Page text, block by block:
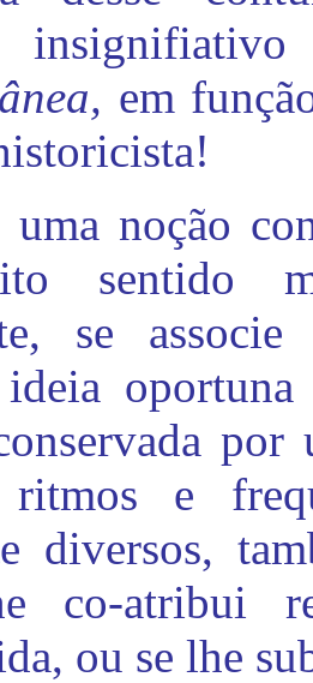
em
uma noção
sentido
se
e
diversos,
co-atribui
ou se lhe